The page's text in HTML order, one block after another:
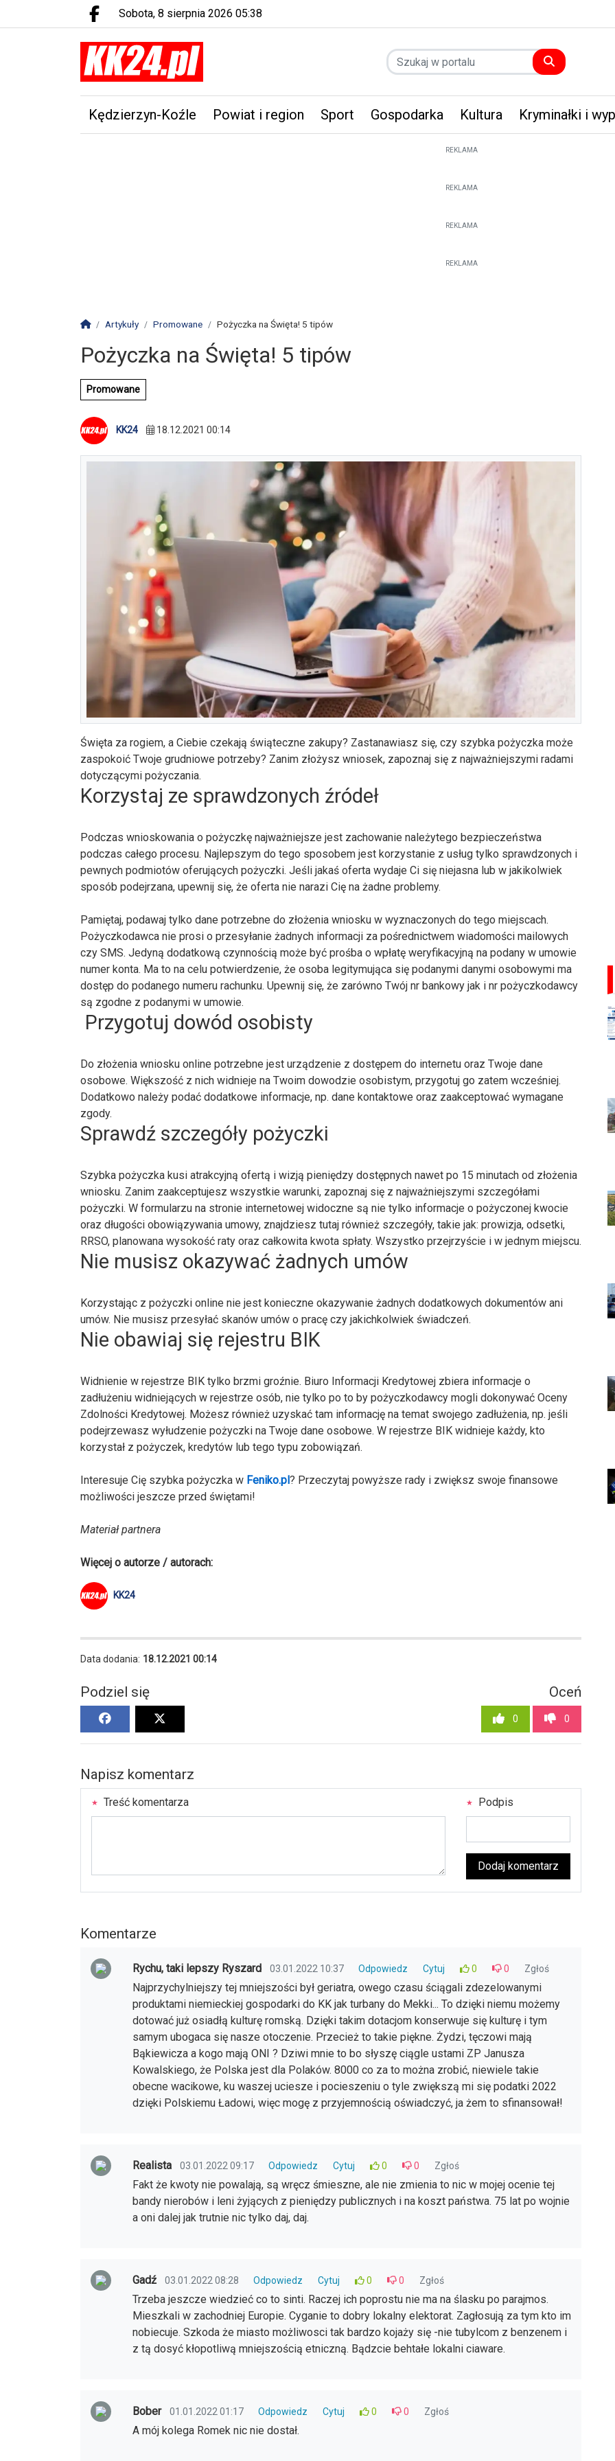
Facebook.com
sobota, 8 sierpnia 2026 05:38
Kędzierzyn-Koźle Powiat i region Sport Gospodarka Kultura Kryminałki i
REKLAMA
REKLAMA
REKLAMA
REKLAMA
Strona główna
Artykuły Promowane Pożyczka na Święta! 5 tipów
Pożyczka na Święta! 5 tipów
Promowane
KK24 18.12.2021 00:14
Święta za rogiem, a Ciebie czekają świąteczne zakupy? Zastanawiasz się, czy szybka pożyczka może
zaspokoić Twoje grudniowe potrzeby? Zanim złożysz wniosek, zapoznaj się z najważniejszymi radami
dotyczącymi pożyczania.
Korzystaj ze sprawdzonych źródeł
Podczas wnioskowania o pożyczkę najważniejsze jest zachowanie należytego bezpieczeństwa
podczas całego procesu. Najlepszym do tego sposobem jest korzystanie z usług tylko sprawdzonych i
pewnych podmiotów oferujących pożyczki. Jeśli jakaś oferta wydaje Ci się niejasna lub w jakikolwiek
sposób podejrzana, upewnij się, że oferta nie narazi Cię na żadne problemy.
Pamiętaj, podawaj tylko dane potrzebne do złożenia wniosku w wyznaczonych do tego miejscach.
Pożyczkodawca nie prosi o przesyłanie żadnych informacji za pośrednictwem wiadomości mailowych
czy SMS. Jedyną dodatkową czynnością może być prośba o wpłatę weryfikacyjną na podany w umowie
numer konta. Ma to na celu potwierdzenie, że osoba legitymująca się podanymi danymi osobowymi ma
dostęp do podanego numeru rachunku. Upewnij się, że zarówno Twój nr bankowy jak i nr pożyczkodawcy
są zgodne z podanymi w umowie.
Przygotuj dowód osobisty
Do złożenia wniosku online potrzebne jest urządzenie z dostępem do internetu oraz Twoje dane
osobowe. Większość z nich widnieje na Twoim dowodzie osobistym, przygotuj go zatem wcześniej.
Dodatkowo należy podać dodatkowe informacje, np. dane kontaktowe oraz zaakceptować wymagane
zgody.
Sprawdź szczegóły pożyczki
Szybka pożyczka kusi atrakcyjną ofertą i wizją pieniędzy dostępnych nawet po 15 minutach od złożenia
wniosku. Zanim zaakceptujesz wszystkie warunki, zapoznaj się z najważniejszymi szczegółami
pożyczki. W formularzu na stronie internetowej widoczne są nie tylko informacje o pożyczonej kwocie
oraz długości obowiązywania umowy, znajdziesz tutaj również szczegóły, takie jak: prowizja, odsetki,
RRSO, planowana wysokość raty oraz całkowita kwota spłaty. Wszystko przejrzyście i w jednym miejscu.
Nie musisz okazywać żadnych umów
Korzystając z pożyczki online nie jest konieczne okazywanie żadnych dodatkowych dokumentów ani
umów. Nie musisz przesyłać skanów umów o pracę czy jakichkolwiek świadczeń.
Nie obawiaj się rejestru BIK
Widnienie w rejestrze BIK tylko brzmi groźnie. Biuro Informacji Kredytowej zbiera informacje o
zadłużeniu widniejących w rejestrze osób, nie tylko po to by pożyczkodawcy mogli dokonywać Oceny
Zdolności Kredytowej. Możesz również uzyskać tam informację na temat swojego zadłużenia, np. jeśli
podejrzewasz wyłudzenie pożyczki na Twoje dane osobowe. W rejestrze BIK widnieje każdy, kto
korzystał z pożyczek, kredytów lub tego typu zobowiązań.
Interesuje Cię szybka pożyczka w Feniko.pl? Przeczytaj powyższe rady i zwiększ swoje finansowe
możliwości jeszcze przed świętami!
Materiał partnera
Więcej o autorze / autorach:
KK24
Data dodania: 18.12.2021 00:14
Podziel się Oceń
0 0
Napisz komentarz
Treść komentarza Podpis
Dodaj komentarz
Komentarze
Rychu, taki lepszy Ryszard 03.01.2022 10:37 Odpowiedz Cytuj 0 0 Zgłoś
Najprzychylniejszy tej mniejszości był geriatra, owego czasu ściągali zdezelowanymi
produktami niemieckiej gospodarki do KK jak turbany do Mekki... To dzięki niemu możemy
dotować już osiadłą kulturę romską. Dzięki takim dotacjom konserwuje się kulturę i tym
samym ubogaca się nasze otoczenie. Przecież to takie piękne. Żydzi, tęczowi mają
Bąkiewicza a kogo mają ONI ? Dziwi mnie to bo słyszę ciągle ustami ZP Janusza
Kowalskiego, że Polska jest dla Polaków. 8000 co za to można zrobić, niewiele takie
obecne wacikowe, ku waszej uciesze i pocieszeniu o tyle zwiększą mi się podatki 2022
dzięki Polskiemu Ładowi, więc mogę z przyjemnością oświadczyć, ja żem to sfinansował!
Realista 03.01.2022 09:17 Odpowiedz Cytuj 0 0 Zgłoś
Fakt że kwoty nie powalają, są wręcz śmieszne, ale nie zmienia to nic w mojej ocenie tej
bandy nierobów i leni żyjących z pieniędzy publicznych i na koszt państwa. 75 lat po wojnie
a oni dalej jak trutnie nic tylko daj, daj.
Gadź 03.01.2022 08:28 Odpowiedz Cytuj 0 0 Zgłoś
Trzeba jeszcze wiedzieć co to sinti. Raczej ich poprostu nie ma na ślasku po parajmos.
Mieszkali w zachodniej Europie. Cyganie to dobry lokalny elektorat. Zagłosują za tym kto im
nobiecuje. Szkoda że miasto możliwosci tak bardzo kojaży się -nie tubylcom z benzenem i
z tą dosyć kłopotliwą mniejszością etniczną. Bądzcie behtałe lokalni ciaware.
Bober 01.01.2022 01:17 Odpowiedz Cytuj 0 0 Zgłoś
A mój kolega Romek nic nie dostał.